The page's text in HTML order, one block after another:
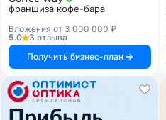
франшиза кофе-бара
Вложения от 3 000 000 ₽
5.0
3 отзыва
Получить бизнес-план